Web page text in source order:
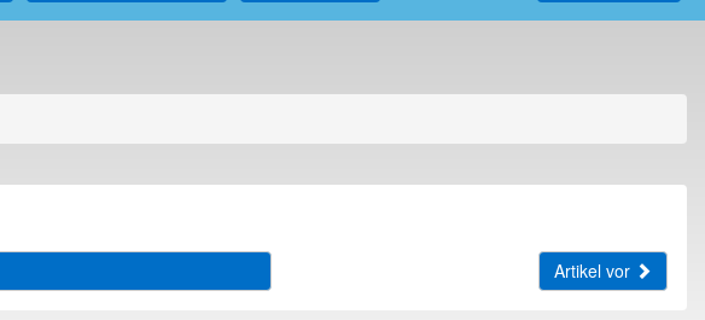
Artikel vor